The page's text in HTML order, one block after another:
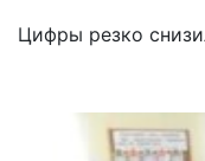
Цифры резко